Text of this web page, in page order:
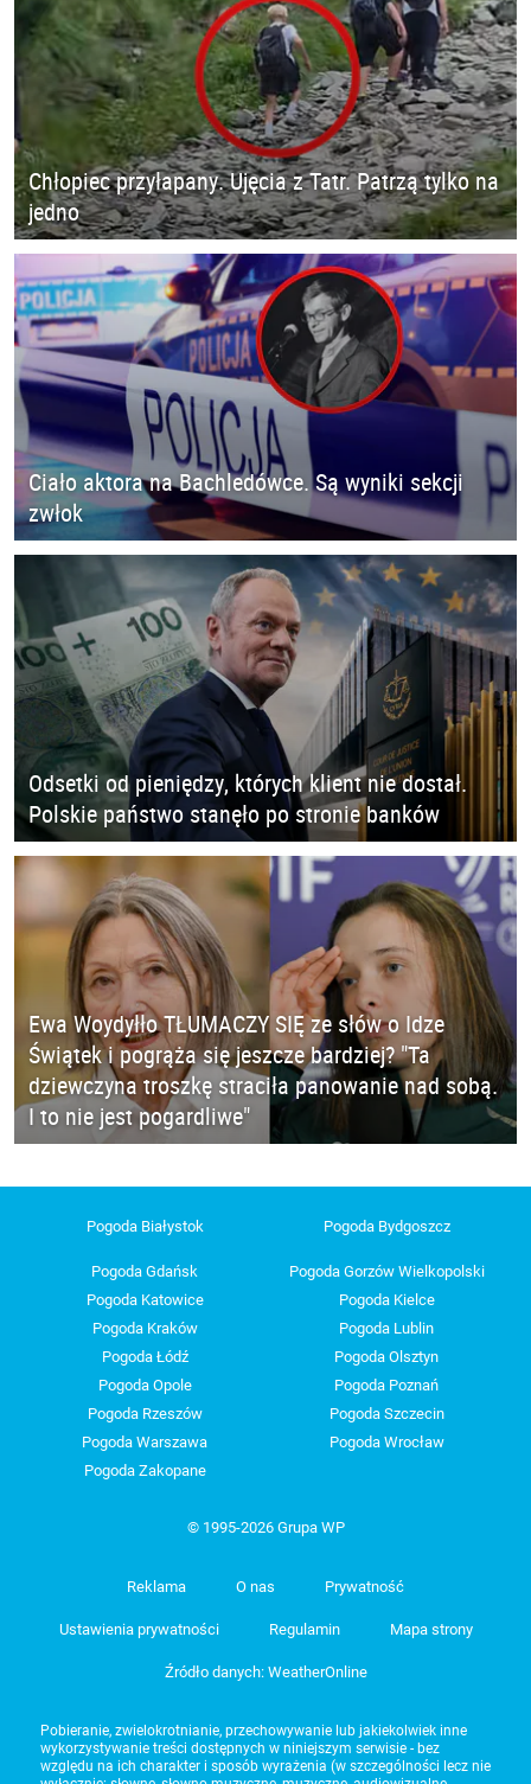
Chłopiec przyłapany. Ujęcia z Tatr. Patrzą tylko na
jedno
Ciało aktora na Bachledówce. Są wyniki sekcji
zwłok
Odsetki od pieniędzy, których klient nie dostał.
Polskie państwo stanęło po stronie banków
Ewa Woydyłło TŁUMACZY SIĘ ze słów o Idze
Świątek i pogrąża się jeszcze bardziej? "Ta
dziewczyna troszkę straciła panowanie nad sobą.
I to nie jest pogardliwe"
Pogoda Białystok Pogoda Bydgoszcz
Pogoda Gdańsk
Pogoda Gorzów Wielkopolski
Pogoda Katowice
Pogoda Kielce
Pogoda Kraków
Pogoda Lublin
Pogoda Łódź
Pogoda Olsztyn
Pogoda Opole
Pogoda Poznań
Pogoda Rzeszów
Pogoda Szczecin
Pogoda Warszawa
Pogoda Wrocław
Pogoda Zakopane
© 1995-2026 Grupa WP
Reklama O nas Prywatność
Ustawienia prywatności Regulamin Mapa strony
Źródło danych: WeatherOnline
Pobieranie, zwielokrotnianie, przechowywanie lub jakiekolwiek inne
wykorzystywanie treści dostępnych w niniejszym serwisie - bez
względu na ich charakter i sposób wyrażenia (w szczególności lecz nie